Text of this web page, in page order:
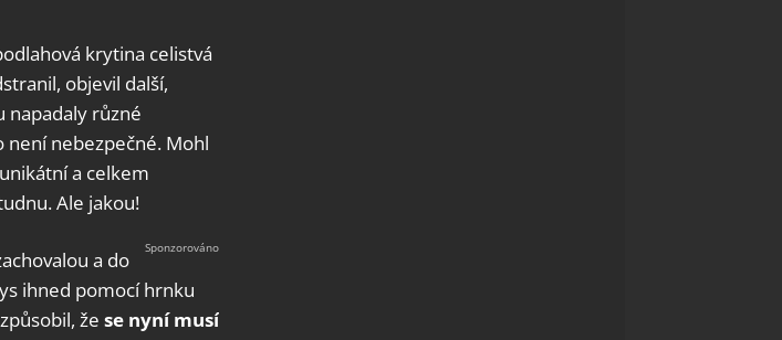
krytina celistvá
objevil další,
napadaly různé
není nebezpečné. Mohl
a celkem
Ale jakou!
a do
ihned pomocí hrnku
že se nyní musí